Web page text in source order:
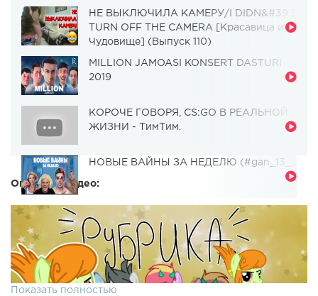
НЕ ВЫКЛЮЧИЛА КАМЕРУ/I DIDN&#39;T
TURN OFF THE CAMERA [Красавица и
Чудовище] (Выпуск 110)
MILLION JAMOASI KONSERT DASTURI
2019
КОРОЧЕ ГОВОРЯ, CS:GO В РЕАЛЬНОЙ
ЖИЗНИ - ТимТим.
НОВЫЕ ВАЙНЫ ЗА НЕДЕЛЮ (#gan_13_)
Описание видео:
Показать полностью